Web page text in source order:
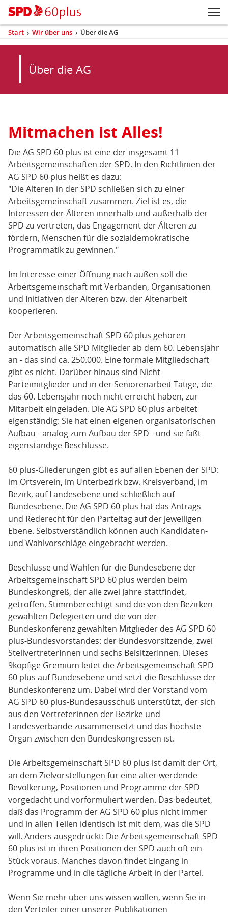
Kopfbereich
Sprungmarken-
Navigation
Zum Inhaltsbereich der Seite
Zum Fußbereich der Seite
Hauptnavigation
Sie
sind
Start › Wir über uns › Über die AG
Inhaltsbereich
Über die AG
Über
die
AG
Mitmachen ist Alles!
Die AG SPD 60 plus ist eine der insgesamt 11
Arbeitsgemeinschaften der SPD. In den Richtlinien der
AG SPD 60 plus heißt es dazu:
"Die Älteren in der SPD schließen sich zu einer
Arbeitsgemeinschaft zusammen. Ziel ist es, die
Interessen der Älteren innerhalb und außerhalb der
SPD zu vertreten, das Engagement der Älteren zu
fördern, Menschen für die sozialdemokratische
Programmatik zu gewinnen."
Im Interesse einer Öffnung nach außen soll die
Arbeitsgemeinschaft mit Verbänden, Organisationen
und Initiativen der Älteren bzw. der Altenarbeit
kooperieren.
Der Arbeitsgemeinschaft SPD 60 plus gehören
automatisch alle SPD Mitglieder ab dem 60. Lebensjahr
an - das sind ca. 250.000. Eine formale Mitgliedschaft
gibt es nicht. Darüber hinaus sind Nicht-
Parteimitglieder und in der Seniorenarbeit Tätige, die
das 60. Lebensjahr noch nicht erreicht haben, zur
Mitarbeit eingeladen. Die AG SPD 60 plus arbeitet
eigenständig: Sie hat einen eigenen organisatorischen
Aufbau - analog zum Aufbau der SPD - und sie faßt
eigenständige Beschlüsse.
60 plus-Gliederungen gibt es auf allen Ebenen der SPD:
im Ortsverein, im Unterbezirk bzw. Kreisverband, im
Bezirk, auf Landesebene und schließlich auf
Bundesebene. Die AG SPD 60 plus hat das Antrags-
und Rederecht für den Parteitag auf der jeweiligen
Ebene. Selbstverständlich können auch Kandidaten-
und Wahlvorschläge eingebracht werden.
Beschlüsse und Wahlen für die Bundesebene der
Arbeitsgemeinschaft SPD 60 plus werden beim
Bundeskongreß, der alle zwei Jahre stattfindet,
getroffen. Stimmberechtigt sind die von den Bezirken
gewählten Delegierten und die von der
Bundeskonferenz gewählten Mitglieder des AG SPD 60
plus-Bundesvorstandes: der Bundesvorsitzende, zwei
StellvertreterInnen und sechs BeisitzerInnen. Dieses
9köpfige Gremium leitet die Arbeitsgemeinschaft SPD
60 plus auf Bundesebene und setzt die Beschlüsse der
Bundeskonferenz um. Dabei wird der Vorstand vom
AG SPD 60 plus-Bundesausschuß unterstützt, der sich
aus den Vertreterinnen der Bezirke und
Landesverbände zusammensetzt und das höchste
Organ zwischen den Bundeskongressen ist.
Die Arbeitsgemeinschaft SPD 60 plus ist damit der Ort,
an dem Zielvorstellungen für eine älter werdende
Bevölkerung, Positionen und Programme der SPD
vorgedacht und vorformuliert werden. Das bedeutet,
daß das Programm der AG SPD 60 plus nicht immer
und in allen Teilen identisch ist mit dem, was die SPD
will. Anders ausgedrückt: Die Arbeitsgemeinschaft SPD
60 plus ist in ihren Positionen der SPD auch oft ein
Stück voraus. Manches davon findet Eingang in
Programme und in die tägliche Arbeit in der Partei.
Wenn Sie mehr über uns wissen wollen, wenn Sie in
den Verteiler einer unserer Publikationen